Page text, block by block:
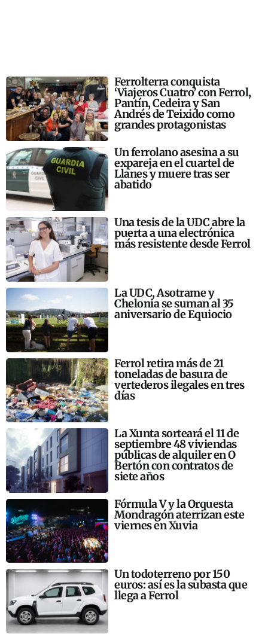
Ferrolterra conquista
‘Viajeros Cuatro’ con Ferrol,
Pantín, Cedeira y San
Andrés de Teixido como
grandes protagonistas
Un ferrolano asesina a su
expareja en el cuartel de
Llanes y muere tras ser
abatido
Una tesis de la UDC abre la
puerta a una electrónica
más resistente desde Ferrol
La UDC, Asotrame y
Chelonia se suman al 35
aniversario de Equiocio
Ferrol retira más de 21
toneladas de basura de
vertederos ilegales en tres
días
La Xunta sorteará el 11 de
septiembre 48 viviendas
públicas de alquiler en O
Bertón con contratos de
siete años
Fórmula V y la Orquesta
Mondragón aterrizan este
viernes en Xuvia
Un todoterreno por 150
euros: así es la subasta que
llega a Ferrol